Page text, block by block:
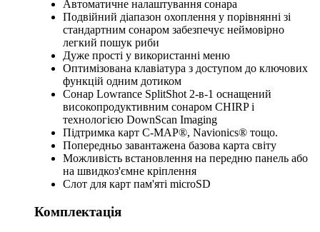
Автоматичне налаштування сонара
Подвійний діапазон охоплення у порівнянні зі
стандартним сонаром забезпечує неймовірно
легкий пошук риби
Дуже прості у використанні меню
Оптимізована клавіатура з доступом до ключових
функцій одним дотиком
Сонар Lowrance SplitShot 2-в-1 оснащений
високопродуктивним сонаром CHIRP і
технологією DownScan Imaging
Підтримка карт C-MAP®, Navionics® тощо.
Попередньо завантажена базова карта світу
Можливість встановлення на передню панель або
на швидкоз'ємне кріплення
Слот для карт пам'яті microSD
Комплектація